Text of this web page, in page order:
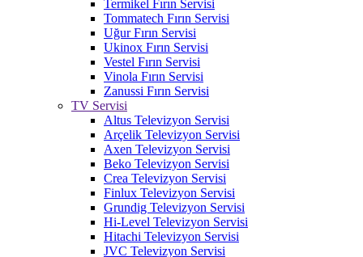
Termikel Fırın Servisi
Tommatech Fırın Servisi
Uğur Fırın Servisi
Ukinox Fırın Servisi
Vestel Fırın Servisi
Vinola Fırın Servisi
Zanussi Fırın Servisi
TV Servisi
Altus Televizyon Servisi
Arçelik Televizyon Servisi
Axen Televizyon Servisi
Beko Televizyon Servisi
Crea Televizyon Servisi
Finlux Televizyon Servisi
Grundig Televizyon Servisi
Hi-Level Televizyon Servisi
Hitachi Televizyon Servisi
JVC Televizyon Servisi